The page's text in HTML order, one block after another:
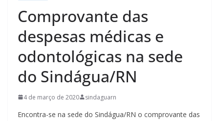
Comprovante das
despesas médicas e
odontológicas na sede
do Sindágua/RN
4 de março de 2020 sindaguarn
Encontra-se na sede do Sindágua/RN o comprovante das